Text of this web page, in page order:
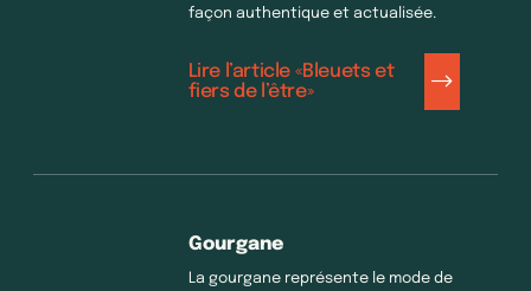
façon authentique et actualisée.
Lire l’article «Bleuets et
fiers de l’être»
Gourgane
La gourgane représente le mode de